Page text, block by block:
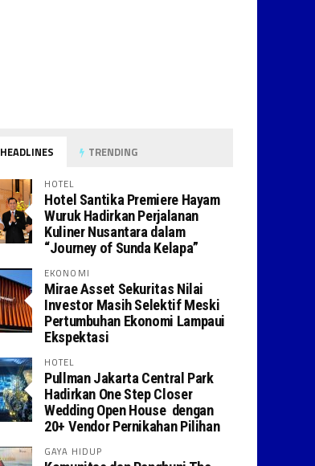
HEADLINES TRENDING
HOTEL
Hotel Santika Premiere Hayam
Wuruk Hadirkan Perjalanan
Kuliner Nusantara dalam
“Journey of Sunda Kelapa”
EKONOMI
Mirae Asset Sekuritas Nilai
Investor Masih Selektif Meski
Pertumbuhan Ekonomi Lampaui
Ekspektasi
HOTEL
Pullman Jakarta Central Park
Hadirkan One Step Closer
Wedding Open House dengan
20+ Vendor Pernikahan Pilihan
GAYA HIDUP